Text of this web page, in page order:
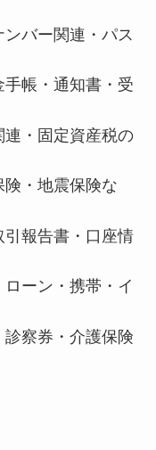
バー関連・パス
手帳・通知書・受
・固定資産税の
・地震保険な
引報告書・口座情
ローン・携帯・イ
察券・介護保険